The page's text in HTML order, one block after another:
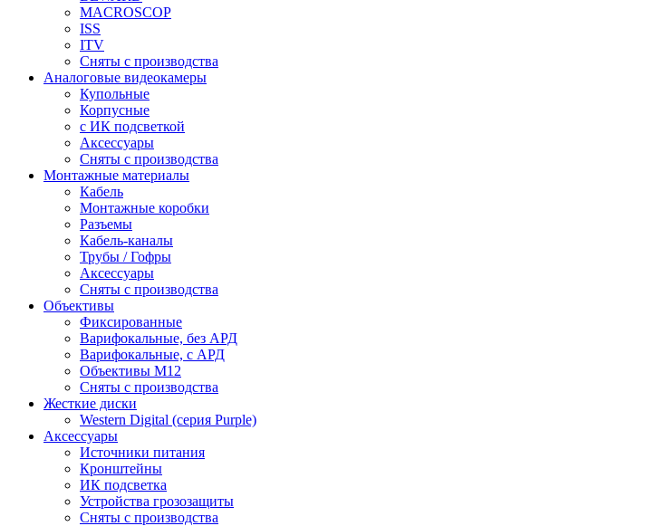
MACROSCOP
ISS
ITV
Сняты с производства
Аналоговые видеокамеры
Купольные
Корпусные
c ИК подсветкой
Аксессуары
Сняты с производства
Монтажные материалы
Кабель
Монтажные коробки
Разъемы
Кабель-каналы
Трубы / Гофры
Аксессуары
Сняты с производства
Объективы
Фиксированные
Варифокальные, без АРД
Варифокальные, с АРД
Объективы M12
Сняты с производства
Жесткие диски
Western Digital (серия Purple)
Аксессуары
Источники питания
Кронштейны
ИК подсветка
Устройства грозозащиты
Сняты с производства